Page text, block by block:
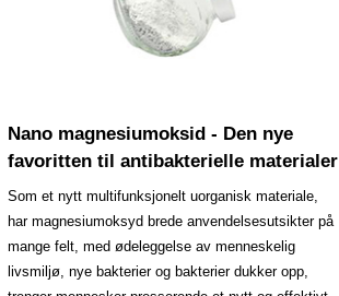
Nano magnesiumoksid - Den nye
favoritten til antibakterielle materialer
Som et nytt multifunksjonelt uorganisk materiale,
har magnesiumoksyd brede anvendelsesutsikter på
mange felt, med ødeleggelse av menneskelig
livsmiljø, nye bakterier og bakterier dukker opp,